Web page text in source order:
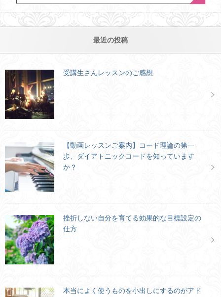
最近の投稿
受講生さんレッスンのご感想
【動画レッスンご案内】コード理論の第一
歩、ダイアトニックコードを知っています
か？
挫折しない自分を育てる効果的な目標設定の
仕方
本当によく使うものを小出しにするのがアド